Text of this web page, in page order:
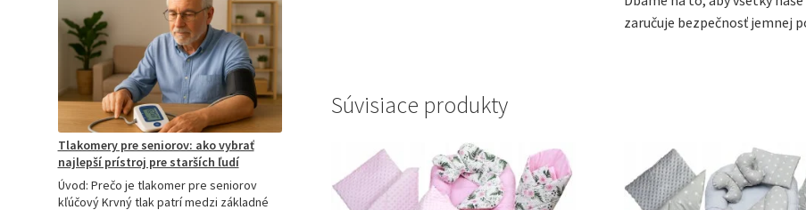
zaručuje bezpečnosť jemnej
Súvisiace produkty
porovnanie:
M2,
M3,
M6
a
M7
Tlakomery pre seniorov: ako vybrať
najlepší prístroj pre starších ľudí
Úvod: Prečo je tlakomer pre seniorov
kľúčový Krvný tlak patrí medzi základné